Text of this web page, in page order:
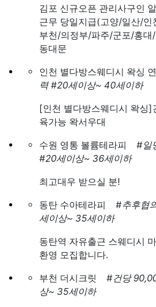
김포 신규오픈 관리사구인
근무 당일지급(고양/일산/
부천/의정부/파주/군포/홍대
동대문
인천 별다방스웨디시 왁싱
력 #20세이상~ 40세이하
[인천 별다방스웨디시 왁싱]
육가능 왁서우대
수원 영통 볼륨테라피
#일
#20세이상~ 36세이하
최고대우 받으실 분!
동탄 수아테라피
#추후협
세이상~ 35세이하
동탄역 자유출근 스웨디시
환영 모집합니다.
부천 더시크릿
#건당
상~ 35세이하